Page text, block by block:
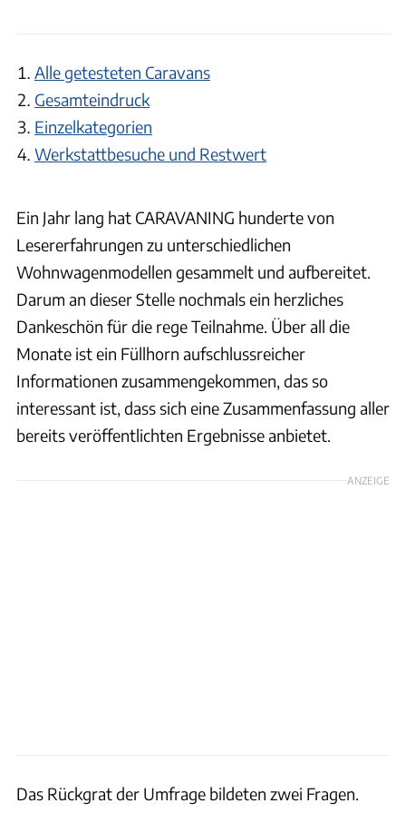
Alle getesteten Caravans
Gesamteindruck
Einzelkategorien
Werkstattbesuche und Restwert
Ein Jahr lang hat CARAVANING hunderte von
Lesererfahrungen zu unterschiedlichen
Wohnwagenmodellen gesammelt und aufbereitet.
Darum an dieser Stelle nochmals ein herzliches
Dankeschön für die rege Teilnahme. Über all die
Monate ist ein Füllhorn aufschlussreicher
Informationen zusammengekommen, das so
interessant ist, dass sich eine Zusammenfassung aller
bereits veröffentlichten Ergebnisse anbietet.
ANZEIGE
Das Rückgrat der Umfrage bildeten zwei Fragen.